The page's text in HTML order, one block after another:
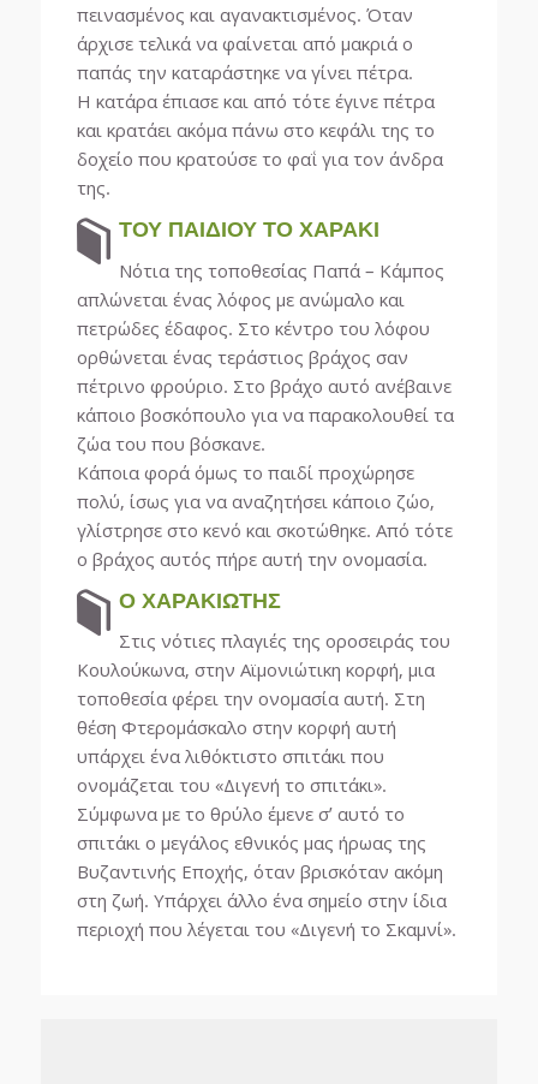
πεινασμένος και αγανακτισμένος. Όταν
άρχισε τελικά να φαίνεται από μακριά ο
παπάς την καταράστηκε να γίνει πέτρα.
Η κατάρα έπιασε και από τότε έγινε πέτρα
και κρατάει ακόμα πάνω στο κεφάλι της το
δοχείο που κρατούσε το φαΐ για τον άνδρα
της.
ΤΟΥ ΠΑΙΔΙΟΥ ΤΟ ΧΑΡΑΚΙ
Νότια της τοποθεσίας Παπά – Κάμπος
απλώνεται ένας λόφος με ανώμαλο και
πετρώδες έδαφος. Στο κέντρο του λόφου
ορθώνεται ένας τεράστιος βράχος σαν
πέτρινο φρούριο. Στο βράχο αυτό ανέβαινε
κάποιο βοσκόπουλο για να παρακολουθεί τα
ζώα του που βόσκανε.
Κάποια φορά όμως το παιδί προχώρησε
πολύ, ίσως για να αναζητήσει κάποιο ζώο,
γλίστρησε στο κενό και σκοτώθηκε. Από τότε
ο βράχος αυτός πήρε αυτή την ονομασία.
Ο ΧΑΡΑΚΙΩΤΗΣ
Στις νότιες πλαγιές της οροσειράς του
Κουλούκωνα, στην Αϊμονιώτικη κορφή, μια
τοποθεσία φέρει την ονομασία αυτή. Στη
θέση Φτερομάσκαλο στην κορφή αυτή
υπάρχει ένα λιθόκτιστο σπιτάκι που
ονομάζεται του «Διγενή το σπιτάκι».
Σύμφωνα με το θρύλο έμενε σ’ αυτό το
σπιτάκι ο μεγάλος εθνικός μας ήρωας της
Βυζαντινής Εποχής, όταν βρισκόταν ακόμη
στη ζωή. Υπάρχει άλλο ένα σημείο στην ίδια
περιοχή που λέγεται του «Διγενή το Σκαμνί».